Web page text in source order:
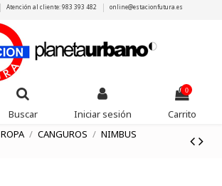
Atención al cliente: 983 393 482 online@estacionfutura.es
Buscar Iniciar sesión
0
Carrito
ROPA CANGUROS
NIMBUS